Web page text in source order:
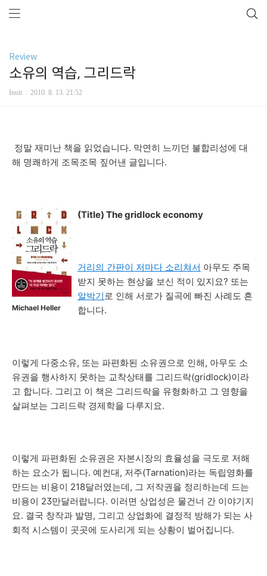
Review
소유의 역습, 그리드락
Inuit 2010. 8. 13. 21:52
정말 재미난 책을 읽었습니다. 막연히 느끼던 불합리성에 대
해 명쾌하게 조목조목 짚어낸 글입니다.
Michael Heller
(Title) The gridlock economy
거리의 간판이 저마다 소리쳐서 아무도 주목
받지 못하는 현상을 보신 적이 있지요? 또는
알박기로 인해 서로가 질곡에 빠진 사례도 흔
합니다.
이렇게 다중소유, 또는 파편화된 소유권으로 인해, 아무도 소
유권을 행사하지 못하는 교착상태를 그리드락(gridlock)이라
고 합니다. 그리고 이 책은 그리드락을 유형화하고 그 영향을
살펴보는 그리드락 경제학을 다루지요.
이렇게 파편화된 소유권은 자본시장의 효율성을 극도로 저해
하는 요소가 됩니다. 예컨대, 저주(Tarnation)라는 독립영화를
만드는 비용이 218달러였는데, 그 저작권을 정리하는데 드는
비용이 23만달러랍니다. 이러면 상업성은 물건너 간 이야기지
요. 결국 창작과 발명, 그리고 상업화에 결정적 방해가 되는 사
회적 시스템이 곳곳에 도사리게 되는 상황이 벌어집니다.